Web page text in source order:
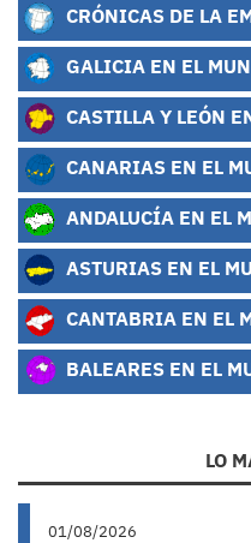
CRÓNICAS DE LA
GALICIA EN EL
CASTILLA Y LEÓN
CANARIAS EN EL
ANDALUCÍA EN EL
ASTURIAS EN EL
CANTABRIA EN EL
BALEARES EN EL
LO
01/08/2026